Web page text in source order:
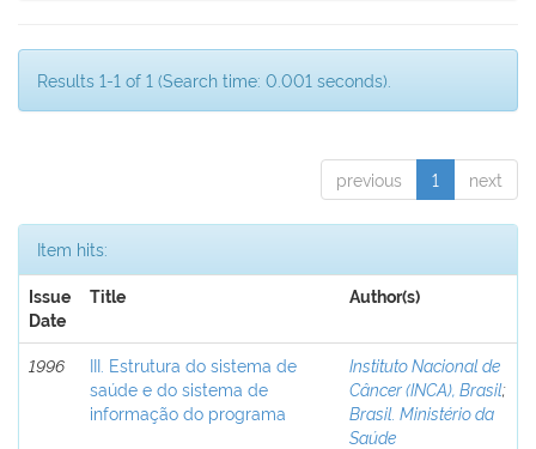
Results 1-1 of 1 (Search time: 0.001 seconds).
previous 1 next
Item hits:
Issue
Date
Title Author(s)
1996
III. Estrutura do sistema de
saúde e do sistema de
informação do programa
Instituto Nacional de
Câncer (INCA), Brasil;
Brasil. Ministério da
Saúde